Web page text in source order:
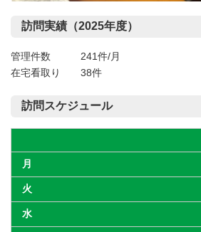
訪問実績（2025年度）
管理件数 241件/月
在宅看取り 38件
訪問スケジュール
月
火
水